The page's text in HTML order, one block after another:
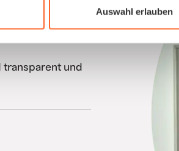
Auswahl erlauben
machen
transparent und